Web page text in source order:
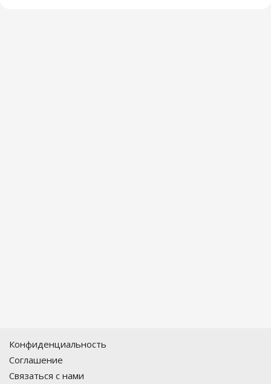
Конфиденциальность
Соглашение
Связаться с нами